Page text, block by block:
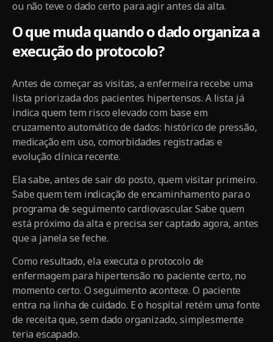
ou não teve o dado certo para agir antes da alta.
O que muda quando o dado organiza a
execução do protocolo?
Antes de começar as visitas, a enfermeira recebe uma
lista priorizada dos pacientes hipertensos. A lista já
indica quem tem risco elevado com base em
cruzamento automático de dados: histórico de pressão,
medicação em uso, comorbidades registradas e
evolução clínica recente.
Ela sabe, antes de sair do posto, quem visitar primeiro.
Sabe quem tem indicação de encaminhamento para o
programa de seguimento cardiovascular. Sabe quem
está próximo da alta e precisa ser captado agora, antes
que a janela se feche.
Como resultado, ela executa o protocolo de
enfermagem para hipertensão no paciente certo, no
momento certo. O seguimento acontece. O paciente
entra na linha de cuidado. E o hospital retém uma fonte
de receita que, sem dado organizado, simplesmente
teria escapado.